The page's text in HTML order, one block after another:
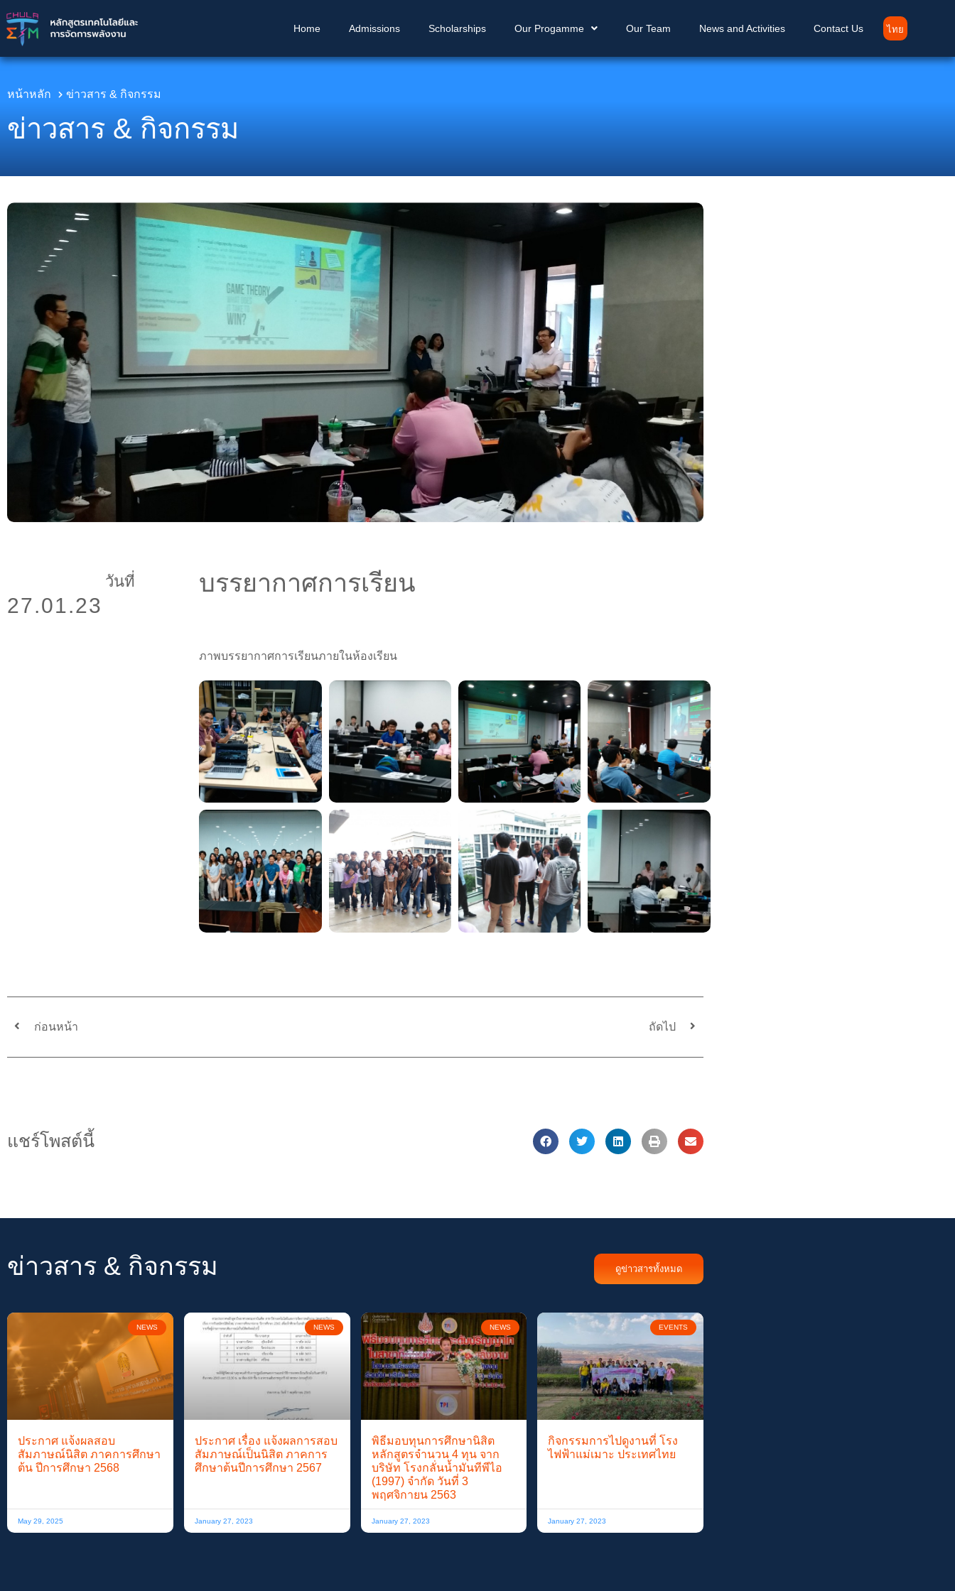
Home Admissions Scholarships Our Progamme Our Team News and Activities Contact Us ไทย
หน้าหลัก ข่าวสาร & กิจกรรม​
ข่าวสาร &กิจกรรม​
วันที่
27.01.23
บรรยากาศการเรียน
ภาพบรรยากาศการเรียนภายในห้องเรียน
ก่อนหน้า ถัดไป
แชร์โพสต์นี้
ข่าวสาร & กิจกรรม ดูข่าวสารทั้งหมด
NEWS
ประกาศ แจ้งผลสอบ
สัมภาษณ์นิสิต ภาคการศึกษา
ต้น ปีการศึกษา 2568
May 29, 2025
NEWS
ประกาศ เรื่อง แจ้งผลการสอบ
สัมภาษณ์เป็นนิสิต ภาคการ
ศึกษาต้นปีการศึกษา 2567
January 27, 2023
NEWS
พิธีมอบทุนการศึกษานิสิต
หลักสูตรจำนวน 4 ทุน จาก
บริษัท โรงกลั่นน้ำมันทีพีไอ
(1997) จำกัด วันที่ 3
พฤศจิกายน 2563
January 27, 2023
EVENTS
กิจกรรมการไปดูงานที่ โรง
ไฟฟ้าแม่เมาะ ประเทศไทย
January 27, 2023